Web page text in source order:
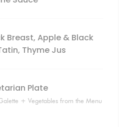
Breast, Apple & Black
Thyme Jus
Plate
+ Vegetables from the Menu